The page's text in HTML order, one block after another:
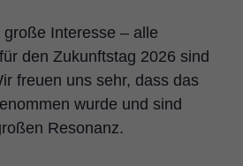
Interesse – alle
den Zukunftstag 2026 sind
freuen uns sehr, dass das
wurde und sind
Resonanz.